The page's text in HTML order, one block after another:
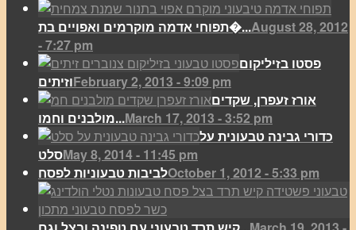
תפוחי אדמה מוקרמים ואפויים בת�...August 28, 2012
- 7:27 pm
פסטו בזיליקום
וזיתיםFebruary 2, 2013 - 9:09 pm
אורז זעפרן, שקדים
מולבנים וחמו...March 17, 2013 - 3:52 pm
כדורי גבינה טבעונית על
סלטMay 8, 2014 - 11:45 pm
לביבות טבעוניות לפסחOctober 1, 2012 - 5:33 pm